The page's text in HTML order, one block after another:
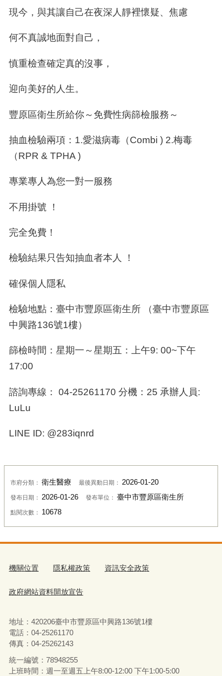
現今，與其讓自己在夜深人靜裡懷疑、焦慮
何不真誠地面對自己，
慎重檢查確定真的沒事，
迎向美好的人生。
豐原區衛生所給你～免費性病篩檢服務～
抽血檢驗兩項：1.愛滋病毒（Combi ) 2.梅毒
（RPR & TPHA )
專業專人為您一對一服務
不用掛號 ！
完全免費！
檢驗結果只告知抽血者本人 ！
確保個人隱私
檢驗地點：臺中市豐原區衛生所 （臺中市豐原區
中興路136號1樓）
篩檢時間：星期一～星期五：上午9: 00~下午
17:00
諮詢專線： 04-25261170 分機：25 承辦人員:
LuLu
LINE ID: @283iqnrd
市府分類： 衛生醫療 最後異動日期： 2026-01-20
發布日期： 2026-01-26 發布單位： 臺中市豐原區衛生所
點閱次數： 10678
機關位置 隱私權政策 資訊安全政策
政府網站資料開放宣告
地址：420206臺中市豐原區中興路136號1樓
電話：04-25261170
傳真：04-25262143
統一編號：78948255
上班時間：週一至週五上午8:00-12:00 下午1:00-5:00